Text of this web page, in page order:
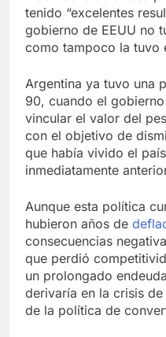
tenido “excelentes
gobierno de EEUU no
como tampoco la tuvo
Argentina ya tuvo una
90, cuando el
vincular el valor del
con el objetivo de
que había vivido el
inmediatamente
Aunque esta política
hubieron años de
consecuencias
que perdió
un prolongado
derivaría en la crisis
de la política de